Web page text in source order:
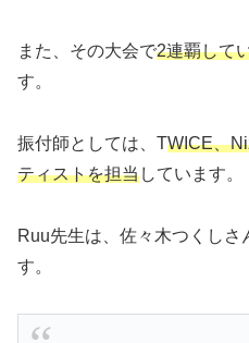
また、その大会で2連覇して
す。
振付師としては、TWICE、
ティストを担当しています。
Ruu先生は、佐々木つくしさ
す。